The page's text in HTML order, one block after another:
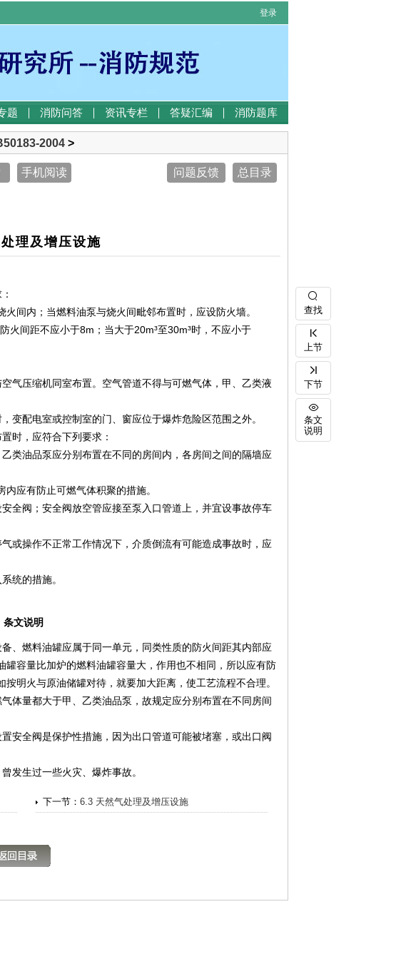
登录
题 消防问答 资讯专栏 答疑汇编 消防题库
2004 >
手机阅读 总目录
问题反馈
理及增压设施
间内；当燃料油泵与烧火间毗邻布置时，应设防火墙。
间距不应小于8m；当大于20m³至30m³时，不应小于
气压缩机同室布置。空气管道不得与可燃气体，甲、乙类液
变配电室或控制室的门、窗应位于爆炸危险区范围之外。
时，应符合下列要求：
类油品泵应分别布置在不同的房间内，各房间之间的隔墙应
应有防止可燃气体积聚的措施。
全阀；安全阀放空管应接至泵入口管道上，并宜设事故停车
或操作不正常工作情况下，介质倒流有可能造成事故时，应
统的措施。
条文说明
、燃料油罐应属于同一单元，同类性质的防火间距其内部应
容量比加炉的燃料油罐容量大，作用也不相同，所以应有防
明火与原油储罐对待，就要加大距离，使工艺流程不合理。
体量都大于甲、乙类油品泵，故规定应分别布置在不同房间
安全阀是保护性措施，因为出口管道可能被堵塞，或出口阀
发生过一些火灾、爆炸事故。
查找
上节
下节
条文
说明
下一节： 6.3 天然气处理及增压设施